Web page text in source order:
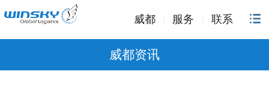
威都 服务 联系
威都资讯